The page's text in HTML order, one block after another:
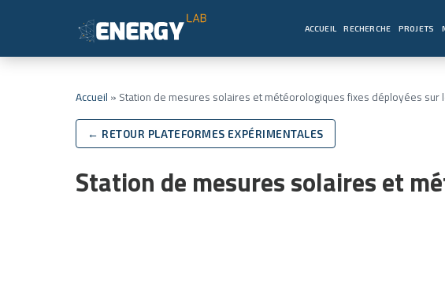
ACCUEIL RECHERCHE PROJETS
Accueil » Station de mesures solaires et météorologiques fixes déployées sur
← RETOUR PLATEFORMES EXPÉRIMENTALES
Station de mesures solaires et